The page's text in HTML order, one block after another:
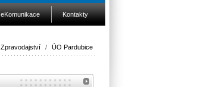
eKomunikace Kontakty
Zpravodajství / ÚO Pardubice